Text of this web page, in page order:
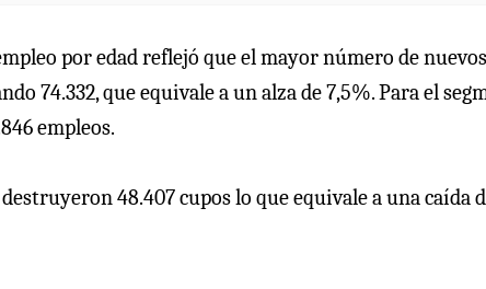
por edad reflejó que el mayor número de nuevos
74.332, que equivale a un alza de 7,5%. Para el
empleos.
48.407 cupos lo que equivale a una caída